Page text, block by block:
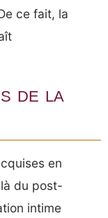
ce fait, la
de la
en
du post-
intime